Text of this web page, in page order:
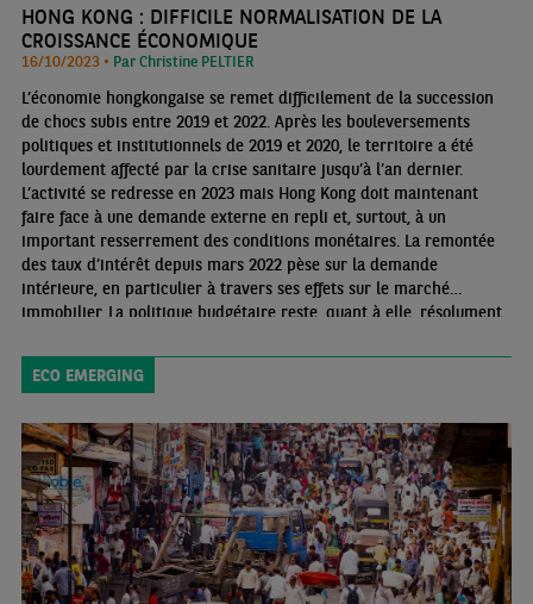
HONG KONG : DIFFICILE NORMALISATION DE LA
CROISSANCE ÉCONOMIQUE
16/10/2023 • Par Christine PELTIER
L’économie hongkongaise se remet difficilement de la succession
de chocs subis entre 2019 et 2022. Après les bouleversements
politiques et institutionnels de 2019 et 2020, le territoire a été
lourdement affecté par la crise sanitaire jusqu’à l’an dernier.
L’activité se redresse en 2023 mais Hong Kong doit maintenant
faire face à une demande externe en repli et, surtout, à un
important resserrement des conditions monétaires. La remontée
des taux d’intérêt depuis mars 2022 pèse sur la demande
intérieure, en particulier à travers ses effets sur le marché
immobilier. La politique budgétaire reste, quant à elle, résolument
ECO EMERGING